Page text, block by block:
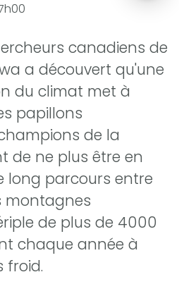
canadiens de
a découvert qu'une
du climat met à
papillons
de la
de ne plus être en
long parcours entre
montagnes
de plus de 4000
chaque année à
froid.